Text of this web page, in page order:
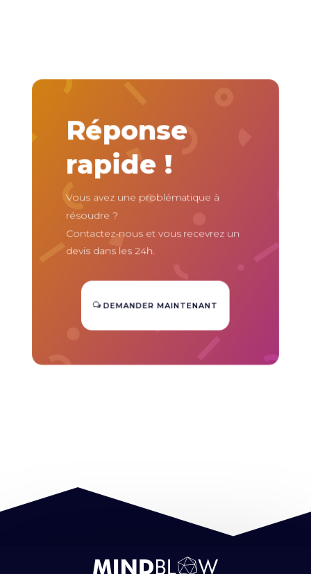
Réponse
rapide !
Vous avez une problématique à
résoudre ?
Contactez-nous et vous recevrez un
devis dans les 24h.
DEMANDER MAINTENANT